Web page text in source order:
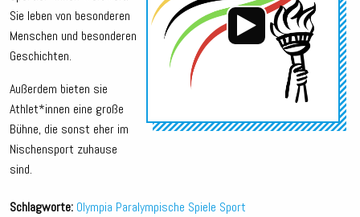
Sie leben von besonderen
Menschen und besonderen
Geschichten.
Außerdem bieten sie
Athlet*innen eine große
Bühne, die sonst eher im
Nischensport zuhause
sind.
Schlagworte: Olympia Paralympische Spiele Sport